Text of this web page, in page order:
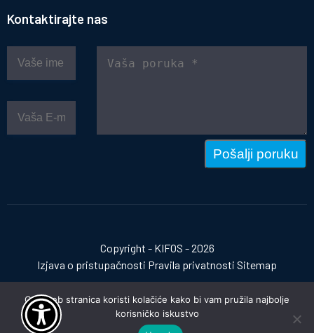
Kontaktirajte nas
Pošalji poruku
Copyright - KIFOS - 2026
Izjava o pristupačnosti Pravila privatnosti Sitemap
Izrada web stranica:invictum.hr
Ova web stranica koristi kolačiće kako bi vam pružila najbolje
korisničko iskustvo